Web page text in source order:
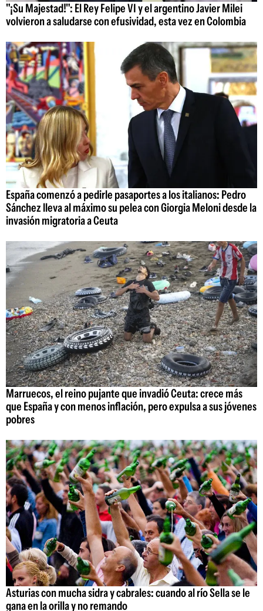
"¡Su Majestad!": El Rey Felipe VI y el argentino Javier Milei
volvieron a saludarse con efusividad, esta vez en Colombia
España comenzó a pedirle pasaportes a los italianos: Pedro
Sánchez lleva al máximo su pelea con Giorgia Meloni desde la
invasión migratoria a Ceuta
Marruecos, el reino pujante que invadió Ceuta: crece más
que España y con menos inflación, pero expulsa a sus jóvenes
pobres
Asturias con mucha sidra y cabrales: cuando al río Sella se le
gana en la orilla y no remando